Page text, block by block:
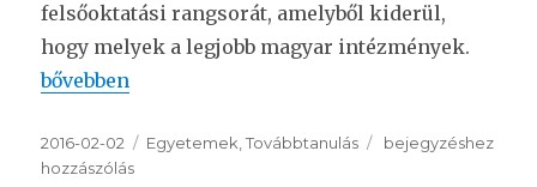
felsőoktatási rangsorát, amelyből kiderül,
hogy melyek a legjobb magyar intézmények.
“Megjelent a 2016-os felsőoktatási rangsor”
bővebben
Közzétéve
2016-02-02 Kategória
Egyetemek ,Továbbtanulás
Megjelent
bejegyzéshez
hozzászólás